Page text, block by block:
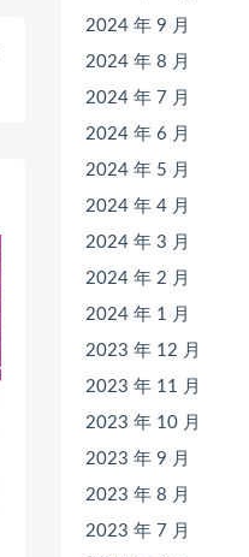
2024 年 9 月
2024 年 8 月
2024 年 7 月
2024 年 6 月
2024 年 5 月
2024 年 4 月
2024 年 3 月
2024 年 2 月
2024 年 1 月
2023 年 12 月
2023 年 11 月
2023 年 10 月
2023 年 9 月
2023 年 8 月
2023 年 7 月